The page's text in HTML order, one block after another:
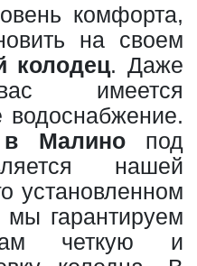
комфорта,
на своем
колодец. Даже
имеется
водоснабжение.
в Малинопод
нашей
установленном
гарантируем
четкую и